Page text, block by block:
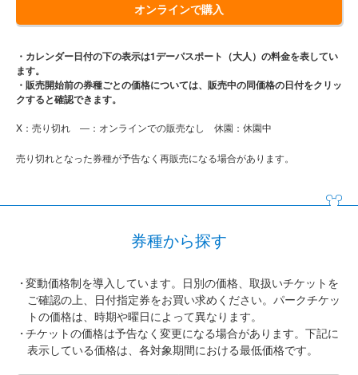
オンラインで購入
・カレンダー日付の下の表示は1デーパスポート（大人）の料金を表してい
ます。
・販売開始前の券種ごとの価格については、販売中の同価格の日付をクリッ
クすると確認できます。
X：売り切れ ―：オンラインでの販売なし 休園：休園中
売り切れとなった券種が予告なく再販売になる場合があります。
券種から探す
変動価格制を導入しています。日別の価格、取扱いチケットを
ご確認の上、日付指定券をお買い求めください。パークチケッ
トの価格は、時期や曜日によって異なります。
チケットの価格は予告なく変更になる場合があります。下記に
表示している価格は、各対象期間における最低価格です。